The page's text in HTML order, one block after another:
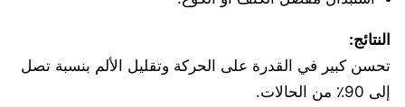
النتائج:
تحسن كبير في القدرة على الحركة وتقليل الألم بنسبة تصل
إلى 90٪ من الحالات.